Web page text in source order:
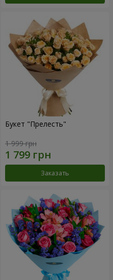
Букет "Прелесть"
1 999 грн
Заказать